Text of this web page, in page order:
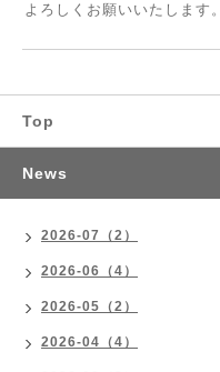
よろしくお願いいたします。
Top
News
2026-07（2）
2026-06（4）
2026-05（2）
2026-04（4）